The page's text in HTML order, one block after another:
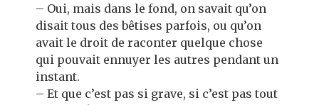
– Oui, mais dans le fond, on savait qu’on
disait tous des bêtises parfois, ou qu’on
avait le droit de raconter quelque chose
qui pouvait ennuyer les autres pendant un
instant.
– Et que c’est pas si grave, si c’est pas tout